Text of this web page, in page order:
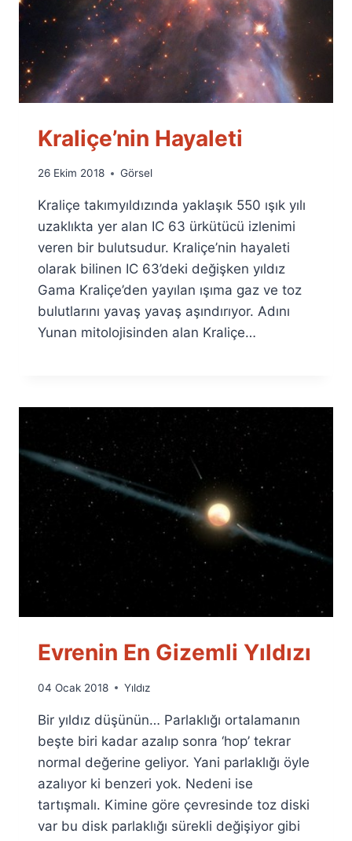
Kraliçe’nin Hayaleti
By
Fuat
Özyar
26 Ekim 2018 Görsel
Kraliçe takımyıldızında yaklaşık 550 ışık yılı
uzaklıkta yer alan IC 63 ürkütücü izlenimi
veren bir bulutsudur. Kraliçe’nin hayaleti
olarak bilinen IC 63’deki değişken yıldız
Gama Kraliçe’den yayılan ışıma gaz ve toz
bulutlarını yavaş yavaş aşındırıyor. Adını
Yunan mitolojisinden alan Kraliçe…
Evrenin En Gizemli Yıldızı
By
Fuat
Özyar
04 Ocak 2018 Yıldız
Bir yıldız düşünün… Parlaklığı ortalamanın
beşte biri kadar azalıp sonra ‘hop’ tekrar
normal değerine geliyor. Yani parlaklığı öyle
azalıyor ki benzeri yok. Nedeni ise
tartışmalı. Kimine göre çevresinde toz diski
var bu disk parlaklığı sürekli değişiyor gibi